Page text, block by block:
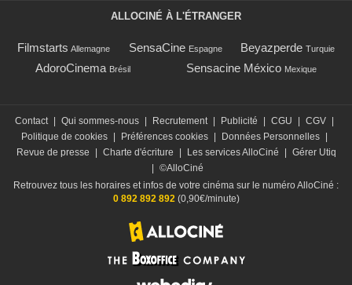
ALLOCINÉ À L'ÉTRANGER
Filmstarts Allemagne SensaCine Espagne Beyazperde Turquie
AdoroCinema Brésil Sensacine México Mexique
Contact | Qui sommes-nous | Recrutement | Publicité | CGU | CGV |
Politique de cookies | Préférences cookies | Données Personnelles |
Revue de presse
| Charte d'écriture | Les services AlloCiné | Gérer Utiq
| ©AlloCiné
Retrouvez tous les horaires et infos de votre cinéma sur le numéro AlloCiné :
0 892 892 892 (0,90€/minute)